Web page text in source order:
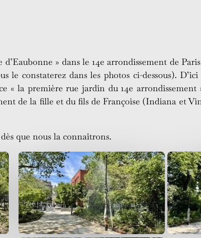
» dans le 14e arrondissement de
le constaterez dans les photos ci-dessous).
« la première rue jardin du 14e
de la fille et du fils de Françoise (Indiana et
que nous la connaîtrons.